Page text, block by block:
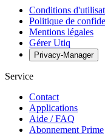
Conditions
Politique de
Mentions légales
Gérer Utiq
Privacy-Manager
Service
Contact
Applications
Aide / FAQ
Abonnement Prime